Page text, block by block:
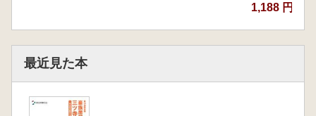
1,188 円~
最近見た本